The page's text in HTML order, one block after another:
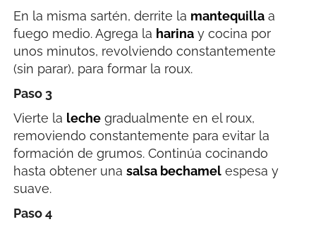
En la misma sartén, derrite la mantequilla a
fuego medio. Agrega la harina y cocina por
unos minutos, revolviendo constantemente
(sin parar), para formar la roux.
Paso 3
Vierte la leche gradualmente en el roux,
removiendo constantemente para evitar la
formación de grumos. Continúa cocinando
hasta obtener unasalsa bechamel espesa y
suave.
Paso 4